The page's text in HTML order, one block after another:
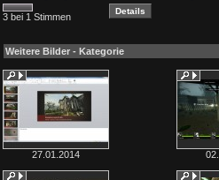
3 bei 1 Stimmen
Weitere Bilder - Kategorie
27.01.2014